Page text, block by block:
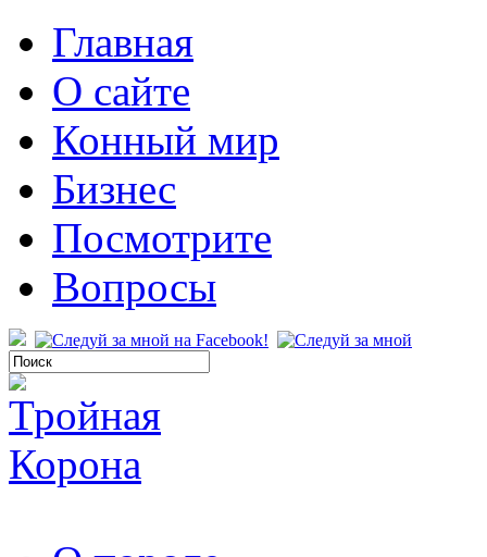
Главная
О сайте
Конный мир
Бизнес
Посмотрите
Вопросы